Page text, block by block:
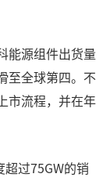
能源组件出货量
至全球第四。不
市流程，并在年
过75GW的销